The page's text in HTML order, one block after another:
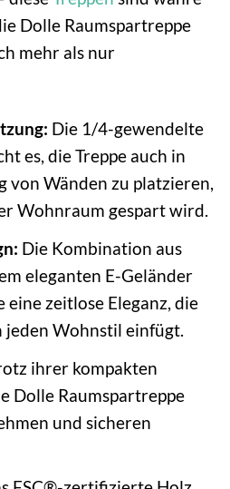
Dolle Raumspartreppe
mehr als nur
Die 1/4-gewendelte
es, die Treppe auch in
von Wänden zu platzieren,
Wohnraum gespart wird.
Die Kombination aus
eleganten E-Geländer
zeitlose Eleganz, die
jeden Wohnstil einfügt.
ihrer kompakten
Dolle Raumspartreppe
und sicheren